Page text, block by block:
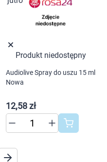
Produkt niedostępny
Audiolive Spray do uszu 15 ml
Nowa
12,58 zł